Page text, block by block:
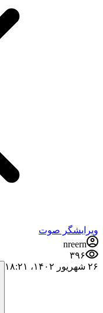
ویرایشگر صوت
nreern
۳۹۶
۲۶ شهریور ۱۴۰۲،‏ ۱۸:۲۱